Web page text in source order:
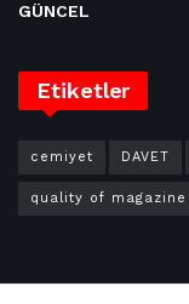
GÜNCEL
Etiketler
cemiyet DAVET
quality of magazine